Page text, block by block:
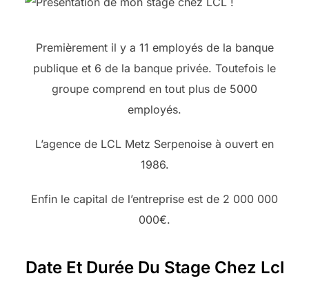
Premièrement il y a 11 employés de la banque
publique et 6 de la banque privée. Toutefois le
groupe comprend en tout plus de 5000
employés.
L’agence de LCL Metz Serpenoise à ouvert en
1986.
Enfin le capital de l’entreprise est de 2 000 000
000€.
Date Et Durée Du StageChez Lcl